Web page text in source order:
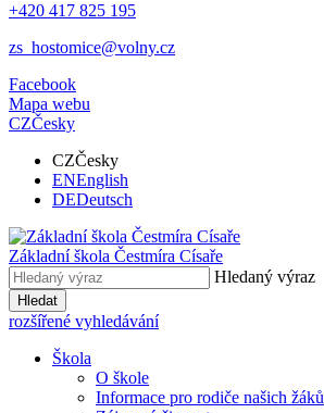
+420 417 825 195
zs_hostomice@volny.cz
Facebook
Mapa webu
CZČesky
CZČesky
ENEnglish
DEDeutsch
Základní škola Čestmíra Císaře
Hledaný výraz
Hledat
rozšířené vyhledávání
Škola
O škole
Informace pro rodiče našich žáků